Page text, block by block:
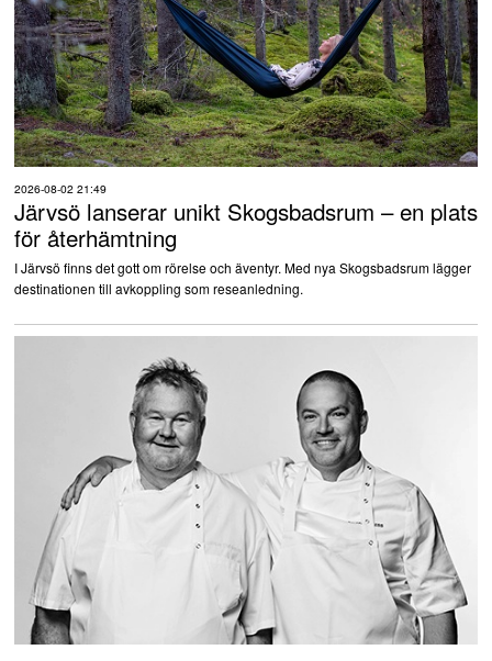
2026-08-02 21:49
Järvsö lanserar unikt Skogsbadsrum – en plats
för återhämtning
I Järvsö finns det gott om rörelse och äventyr. Med nya Skogsbadsrum lägger
destinationen till avkoppling som reseanledning.